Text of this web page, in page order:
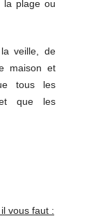
la plage ou
veille, de
maison et
tous les
et que les
vous faut :